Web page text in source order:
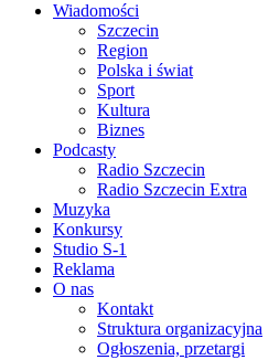
Wiadomości
Szczecin
Region
Polska i świat
Sport
Kultura
Biznes
Podcasty
Radio Szczecin
Radio Szczecin Extra
Muzyka
Konkursy
Studio S-1
Reklama
O nas
Kontakt
Struktura organizacyjna
Ogłoszenia, przetargi